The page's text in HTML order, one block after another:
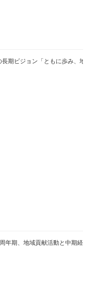
期ビジョン「ともに歩み、地
年期、地域貢献活動と中期経営